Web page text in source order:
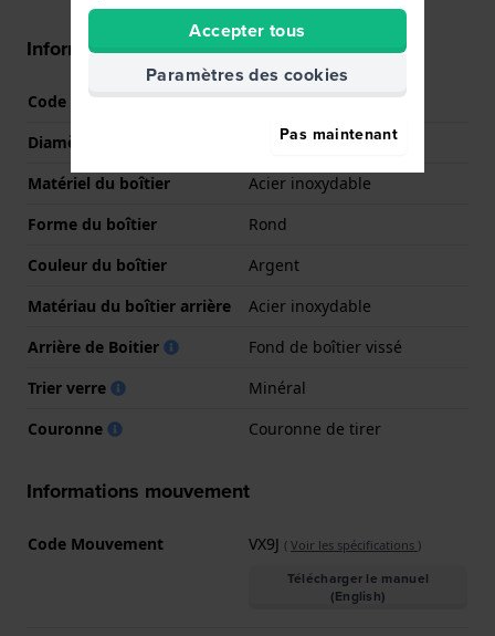
Informations boîtier
Code boîtier
BQ2530
Diamètre
50 mm
Matériel du boîtier
Acier inoxydable
Forme du boîtier
Rond
Couleur du boîtier
Argent
Matériau du boîtier arrière
Acier inoxydable
Arrière de Boitier
Fond de boîtier vissé
Trier verre
Minéral
Couronne
Couronne de tirer
Informations mouvement
Code Mouvement VX9J ( Voir les spécifications )
Télécharger le manuel
(English)
Accepter tous
Paramètres des cookies
Pas maintenant